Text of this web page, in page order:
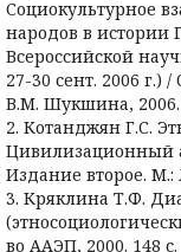
Социокультурное
народов в истории
Всероссийской
27-30 сент. 2006 г.)
В.М. Шукшина, 2006.
2. Котанджян Г.С.
Цивилизационный
Издание второе. М.:
3. Кряклина Т.Ф.
во ААЭП, 2000. 148 с.